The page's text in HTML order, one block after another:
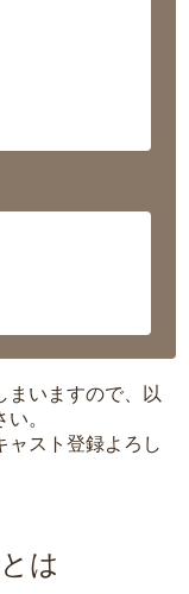
まいますので、以
。
ャスト登録よろし
は